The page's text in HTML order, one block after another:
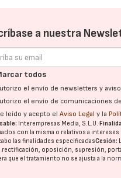
a nuestra
todos
el envío de newsletters y
el envío de comunicaciones
leído y acepto elAviso Legal y la
Interempresas Media, S.L.U.
con la misma o relativos a
cabo las finalidades especificadasCesión:
rectificación, oposición, supresión,
que el tratamiento no se ajusta a la